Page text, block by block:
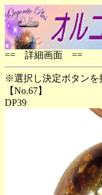
== 詳細画面 ==
※選択し決定ボタンを
【No.67】
DP39